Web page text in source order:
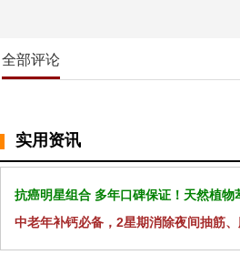
全部评论
实用资讯
抗癌明星组合 多年口碑保证！天然植物
中老年补钙必备，2星期消除夜间抽筋